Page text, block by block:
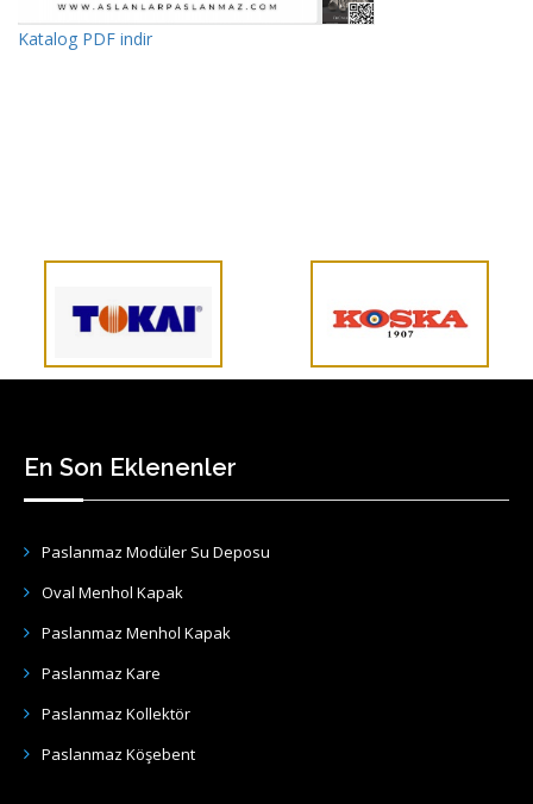
Katalog PDF indir
En Son Eklenenler
Paslanmaz Modüler Su Deposu
Oval Menhol Kapak
Paslanmaz Menhol Kapak
Paslanmaz Kare
Paslanmaz Kollektör
Paslanmaz Köşebent